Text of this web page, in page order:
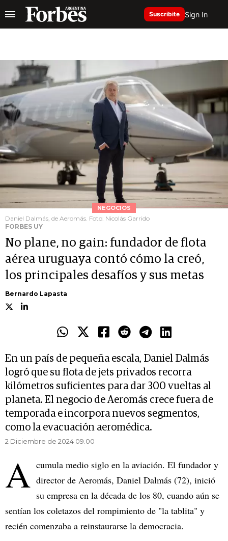
Suscribite Sign In
NEGOCIOS
Daniel Dalmás, de Aeromás. Foto: Nicolás Garrido
FORBES UY
No plane, no gain: fundador de flota
aérea uruguaya contó cómo la creó,
los principales desafíos y sus metas
Bernardo Lapasta
En un país de pequeña escala, Daniel Dalmás
logró que su flota de jets privados recorra
kilómetros suficientes para dar 300 vueltas al
planeta. El negocio de Aeromás crece fuera de
temporada e incorpora nuevos segmentos,
como la evacuación aeromédica.
2 Diciembre de 2024 09.00
A cumula medio siglo en la aviación. El fundador y
director de Aeromás, Daniel Dalmás (72), inició
su empresa en la década de los 80, cuando aún se
sentían los coletazos del rompimiento de "la tablita" y
recién comenzaba a reinstaurarse la democracia.